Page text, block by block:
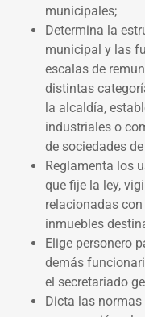
municipales;
Determina la
municipal y las
escalas de
distintas
la alcaldía,
industriales o
de sociedades
Reglamenta los
que fije la ley,
relacionadas
inmuebles
Elige personero
demás
el secretariado
Dicta las